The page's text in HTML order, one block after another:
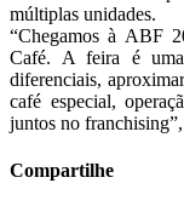
múltiplas unidades.
“Chegamos à ABF
Café. A feira é uma
diferenciais,
café especial,
juntos no
Compartilhe